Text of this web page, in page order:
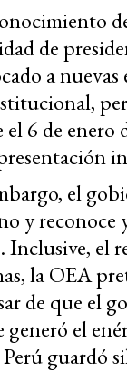
de
a
el 6 de enero
el
y reconoce
Inclusive, el
la OEA
de que el
generó el
guardó